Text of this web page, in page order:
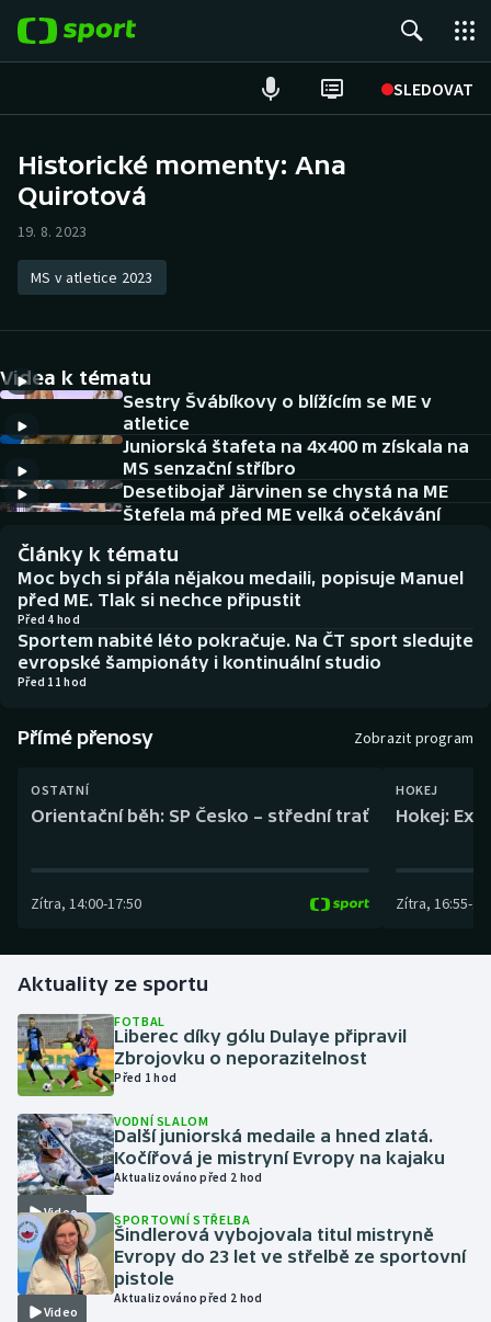
SLEDOVAT
Hokej
Atletika
DALŠÍ SPORTY
Americký fotbal
Baseball a softbal
Basketbal
Biatlon
Boby a skeleton
Dostihy
Golf
Gymnastika
Házená
Jezdectví
Judo
Krasobruslení
Lezení
NEPŘEHLÉDNĚTE
Soutěže
Historické návraty
Aplikace ČT sport
AZ kvíz
Historické momenty: Ana
Quirotová
19. 8. 2023
MS v atletice 2023
Videa k tématu
Sestry Švábíkovy o blížícím se ME v
atletice
Juniorská štafeta na 4x400 m získala na
MS senzační stříbro
Desetibojař Järvinen se chystá na ME
Štefela má před ME velká očekávání
Články k tématu
Moc bych si přála nějakou medaili, popisuje Manuel
před ME. Tlak si nechce připustit
Před 4 hod
Sportem nabité léto pokračuje. Na ČT sport sledujte
evropské šampionáty i kontinuální studio
Před 11 hod
Přímé přenosy Zobrazit program
OSTATNÍ
Orientační běh: SP Česko – střední trať
Zítra, 14:00-17:50
HOKEJ
Hokej:
Zítra, 16:55-
Aktuality ze sportu
FOTBAL
Liberec díky gólu Dulaye připravil
Zbrojovku o neporazitelnost
Před 1 hod
Video
VODNÍ SLALOM
Další juniorská medaile a hned zlatá.
Kočířová je mistryní Evropy na kajaku
Aktualizováno před 2 hod
Video
SPORTOVNÍ STŘELBA
Šindlerová vybojovala titul mistryně
Evropy do 23 let ve střelbě ze sportovní
pistole
Aktualizováno před 2 hod